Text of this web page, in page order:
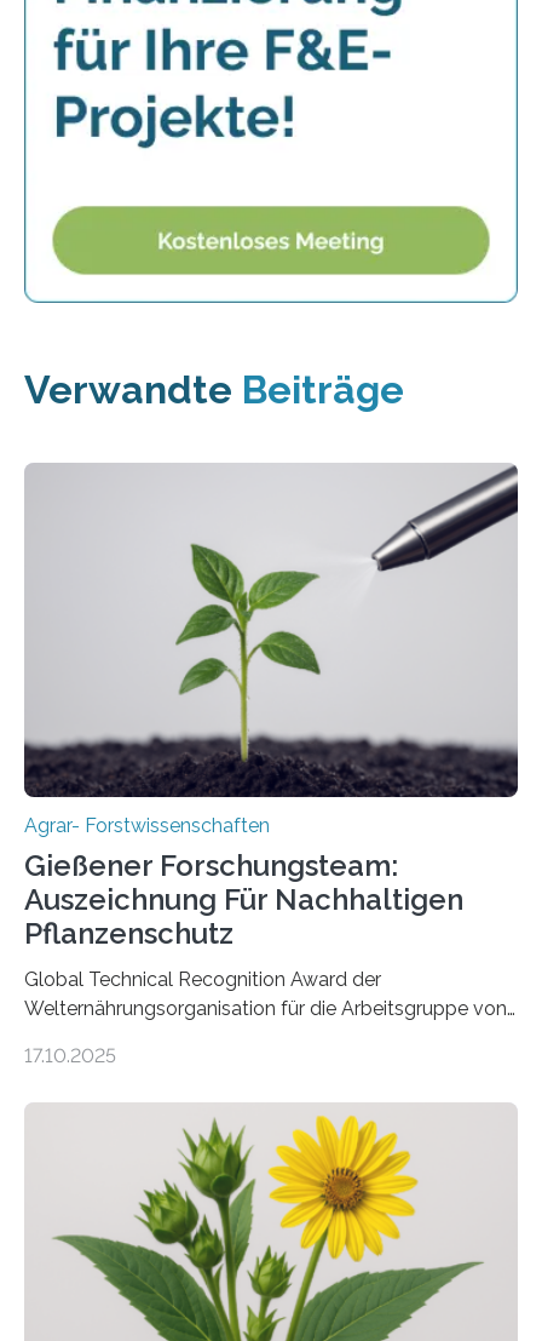
Verwandte Beiträge
Agrar- Forstwissenschaften
Gießener Forschungsteam:
Auszeichnung Für Nachhaltigen
Pflanzenschutz
Global Technical Recognition Award der
Welternährungsorganisation für die Arbeitsgruppe von
Insektenbiotechnologie der JLU Insekten spielen eine
aber Krankheiten übertragen und der Landwirtschaft
und dem Gartenbau erhebliche Schäden zufügen. Es ist
daher entscheidend, Schadinsekten effektiv zu
bekämpfen, während gleichzeitig nützliche Insekten
erhalten bleiben. An der Justus-Liebig-Universität
Gießen (JLU) erforscht die Arbeitsgruppe von Prof. Dr.
Marc F. Schetelig am Institut für
Insektenbiotechnologie neue biologische und
17.10.2025